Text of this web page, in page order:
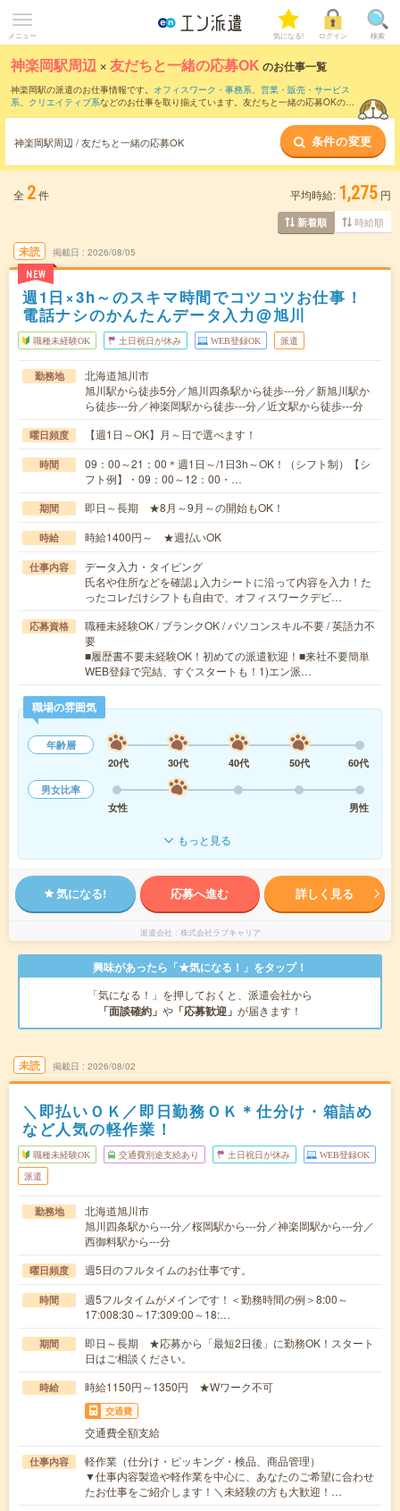
メニュー 気になる! ログイン 検索
神楽岡駅周辺 ×友だちと一緒の応募OK のお仕事一覧
神楽岡駅の派遣のお仕事情報です。 オフィスワーク・事務系、 営業・販売・サービス
系、 クリエイティブ系などのお仕事を取り揃えています。友だちと一緒の応募OKの条
神楽岡駅周辺 / 友だちと一緒の応募OK 条件の変更
全 2件 平均時給: 1,275 円
新着順 時給順
未読
NEW
掲載日 2026/08/05
週1日×3h～のスキマ時間でコツコツお仕事！
電話ナシのかんたんデータ入力@旭川
職種未経験OK 土日祝日が休み WEB登録OK 派遣
勤務地
北海道旭川市
旭川駅から徒歩5分／旭川四条駅から徒歩---分／新旭川駅か
ら徒歩---分／神楽岡駅から徒歩---分／近文駅から徒歩---分
曜日頻度 【週1日～OK】月～日で選べます！
時間
09：00～21：00＊週1日～/1日3h～OK！（シフト制）【シ
フト例】・09：00～12：00・…
期間 即日～長期 ★8月～9月～の開始もOK！
時給 時給1400円～ ★週払いOK
仕事内容
データ入力・タイピング
氏名や住所などを確認↓入力シートに沿って内容を入力！た
ったコレだけシフトも自由で、オフィスワークデビ…
応募資格
職種未経験OK / ブランクOK / パソコンスキル不要 / 英語力不
要
■履歴書不要未経験OK！初めての派遣歓迎！■来社不要簡単
WEB登録で完結、すぐスタートも！1)エン派…
職場の雰囲気
年齢層
20代
30代 40代 50代
60代
男女比率
女性
男性
もっと見る
気になる! 応募へ進む 詳しく見る
派遣会社 株式会社ラブキャリア
興味があったら「★気になる！」をタップ！
「気になる！」を押しておくと、派遣会社から
「面談確約」 や 「応募歓迎」 が届きます！
未読 掲載日 2026/08/02
＼即払いＯＫ／即日勤務ＯＫ＊仕分け・箱詰め
など人気の軽作業！
職種未経験OK 交通費別途支給あり 土日祝日が休み WEB登録OK
派遣
勤務地
北海道旭川市
旭川四条駅から---分／桜岡駅から---分／神楽岡駅から---分／
西御料駅から---分
曜日頻度 週5日のフルタイムのお仕事です。
時間
週5フルタイムがメインです！＜勤務時間の例＞8:00～
17:008:30～17:309:00～18:…
期間
即日～長期 ★応募から「最短2日後」に勤務OK！スタート
日はご相談ください。
時給 時給1150円～1350円 ★Wワーク不可
交通費
交通費全額支給
仕事内容
軽作業（仕分け・ピッキング・検品、商品管理）
▼仕事内容製造や軽作業を中心に、あなたのご希望に合わせ
たお仕事をご紹介します！＼未経験の方も大歓迎！…